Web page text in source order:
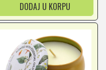
DODAJ U KORPU